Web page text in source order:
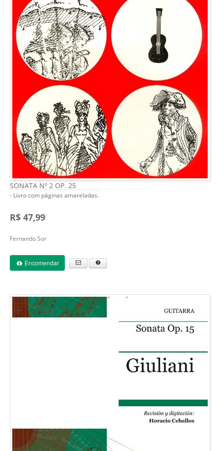
SONATA Nº 2 OP. 25
- Livro com páginas amareladas.
R$ 47,99
Fernando Sor
Encomendar